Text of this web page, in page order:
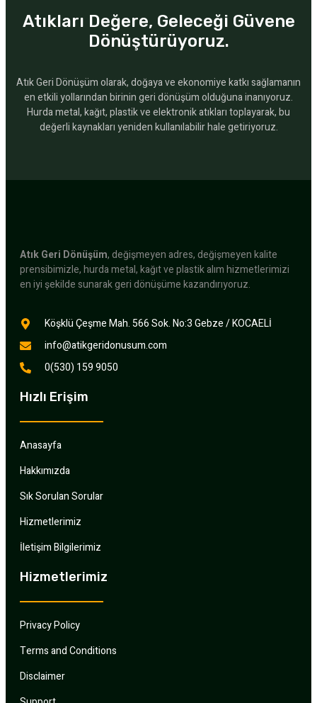
Atıkları Değere, Geleceği Güvene
Dönüştürüyoruz.
Atık Geri Dönüşüm olarak, doğaya ve ekonomiye katkı sağlamanın
en etkili yollarından birinin geri dönüşüm olduğuna inanıyoruz.
Hurda metal, kağıt, plastik ve elektronik atıkları toplayarak, bu
değerli kaynakları yeniden kullanılabilir hale getiriyoruz.
Atık Geri Dönüşüm, değişmeyen adres, değişmeyen kalite
prensibimizle, hurda metal, kağıt ve plastik alım hizmetlerimizi
en iyi şekilde sunarak geri dönüşüme kazandırıyoruz.
Köşklü Çeşme Mah. 566 Sok. No:3 Gebze / KOCAELİ
info@atikgeridonusum.com
0(530) 159 9050
Hızlı Erişim
Anasayfa
Hakkımızda
Sık Sorulan Sorular
Hizmetlerimiz
İletişim Bilgilerimiz
Hizmetlerimiz
Privacy Policy
Terms and Conditions
Disclaimer